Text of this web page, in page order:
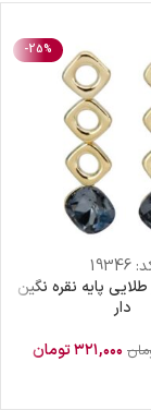
-25%
19346
پایه نقره نگین
دار
۳۲۱,۰۰۰تومان